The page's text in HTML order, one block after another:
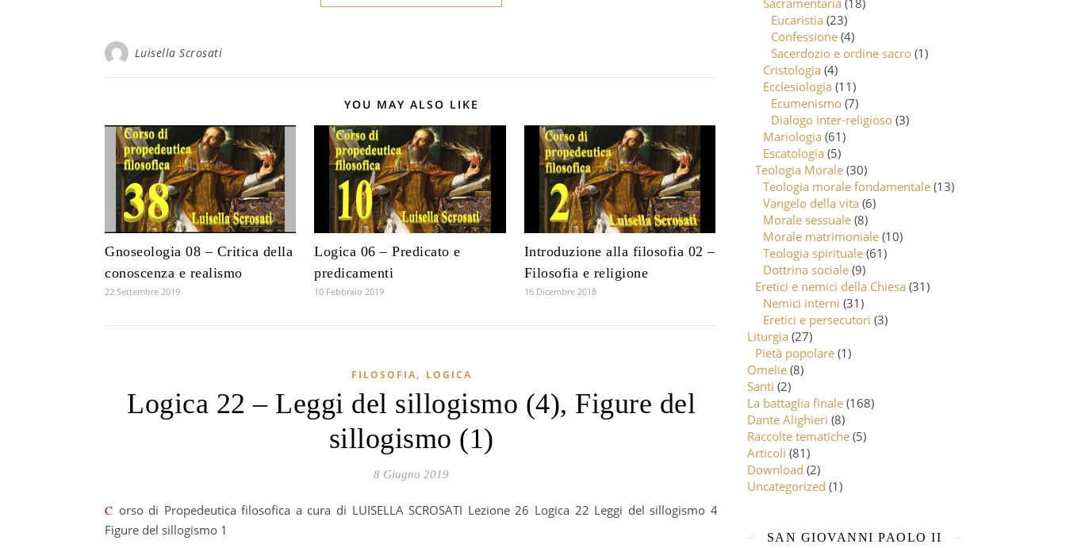
Luisella Scrosati
YOU MAY ALSO LIKE
Gnoseologia 08 – Critica della
conoscenza e realismo
22 Settembre 2019
Logica 06 – Predicato e
predicamenti
10 Febbraio 2019
Introduzione alla filosofia 02 –
Filosofia e religione
16 Dicembre 2018
FILOSOFIA, LOGICA
Logica 22 – Leggi del sillogismo (4), Figure del
sillogismo (1)
8 Giugno 2019
Corso di Propedeutica filosofica a cura di LUISELLA SCROSATI Lezione 26 Logica 22 Leggi del sillogismo 4
Figure del sillogismo 1
Sacramentaria (18)
Eucaristia (23)
Confessione (4)
Sacerdozio e ordine sacro (1)
Cristologia (4)
Ecclesiologia (11)
Ecumenismo (7)
Dialogo inter-religioso (3)
Mariologia (61)
Escatologia (5)
Teologia Morale (30)
Teologia morale fondamentale (13)
Vangelo della vita (6)
Morale sessuale (8)
Morale matrimoniale (10)
Teologia spirituale (61)
Dottrina sociale (9)
Eretici e nemici della Chiesa (31)
Nemici interni (31)
Eretici e persecutori (3)
Liturgia (27)
Pietà popolare (1)
Omelie (8)
Santi (2)
La battaglia finale (168)
Dante Alighieri (8)
Raccolte tematiche (5)
Articoli (81)
Download (2)
Uncategorized (1)
SAN GIOVANNI PAOLO II